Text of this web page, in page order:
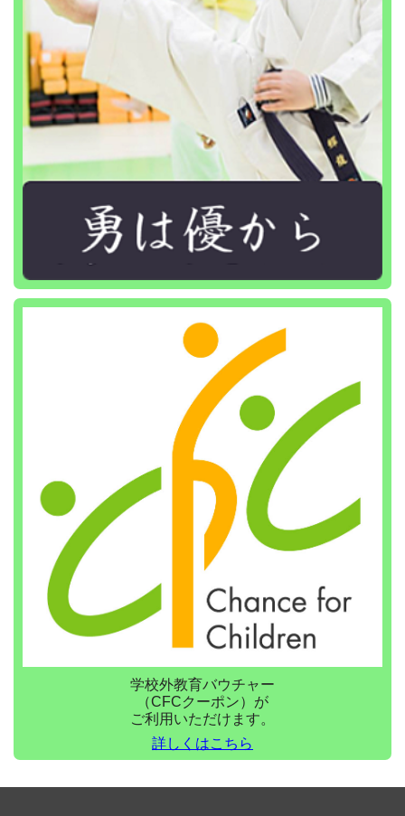
学校外教育バウチャー
（CFCクーポン）が
ご利用いただけます。
詳しくはこちら